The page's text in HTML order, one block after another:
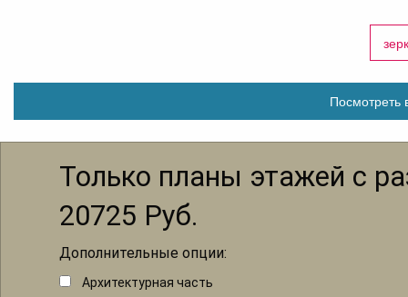
Посмотреть
Только планы этажей с
20725 Руб.
Дополнительные опции:
Архитектурная часть